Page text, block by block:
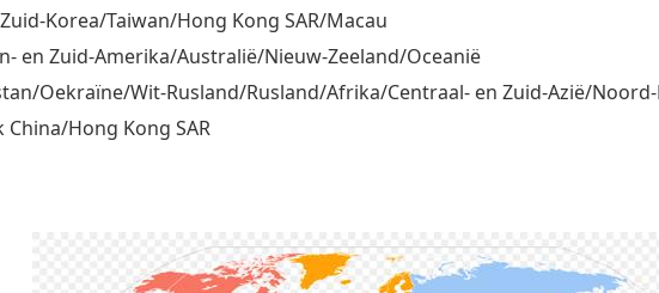
Korea/Taiwan/Hong Kong SAR/Macau
en Zuid-Amerika/Australië/Nieuw-Zeeland/Oceanië
Oekraïne/Wit-Rusland/Rusland/Afrika/Centraal- en Zuid-Azië/
Hong Kong SAR